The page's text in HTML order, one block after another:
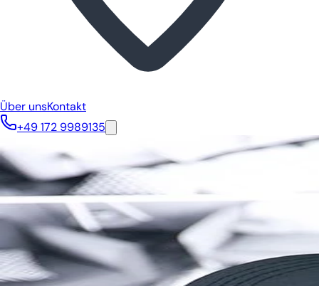
Über unsKontakt
+49 172 9989135